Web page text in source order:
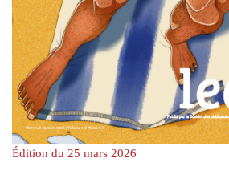
Édition du 25 mars 2026